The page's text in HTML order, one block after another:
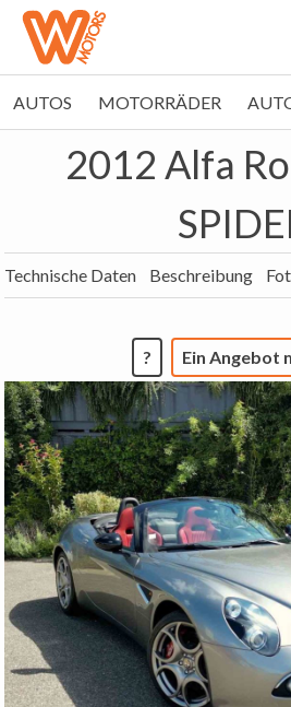
AUTOS MOTORRÄDER
2012 Alfa
Technische Daten Beschreibung
? Ein Angebot